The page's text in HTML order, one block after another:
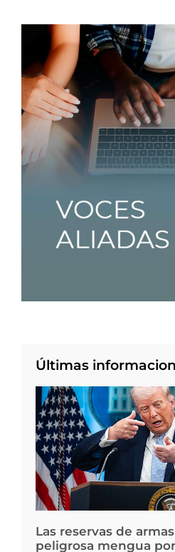
Últimas
Las reservas de
peligrosa mengua